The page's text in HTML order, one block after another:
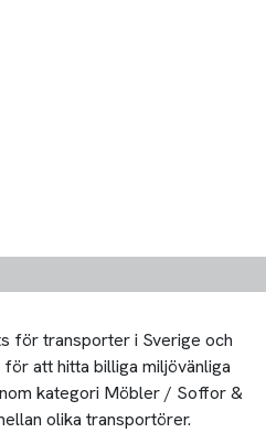
för transporter i Sverige och
att hitta billiga miljövänliga
kategori Möbler / Soffor &
olika transportörer.